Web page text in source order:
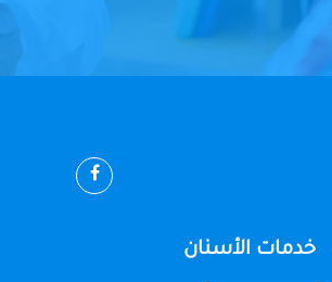
خدمات الأسنان